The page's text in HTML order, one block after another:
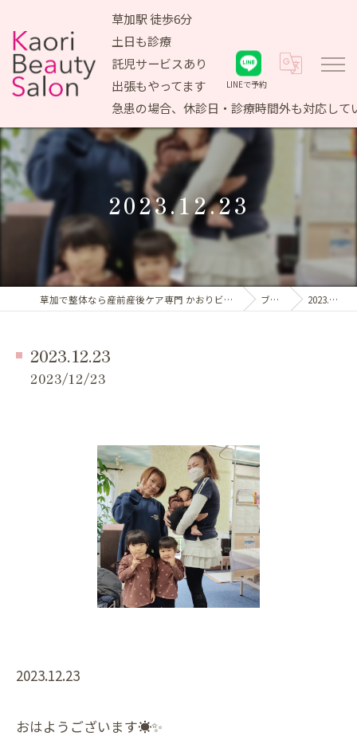
草加駅 徒歩6分
土日も診療
託児サービスあり
出張もやってます
急患の場合、休診日・診療時間外も対応して
LINEで予約
2023.12.23
草加で整体なら産前産後ケア専門 かおりビューティサロン ブログ 2023.12.23
2023.12.23
2023/12/23
2023.12.23
おはようございます☀✨